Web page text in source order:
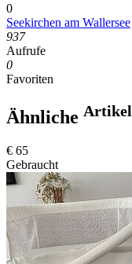
0
Seekirchen am Wallersee
937
Aufrufe
0
Favoriten
Ähnliche Artikel
€ 65
Gebraucht